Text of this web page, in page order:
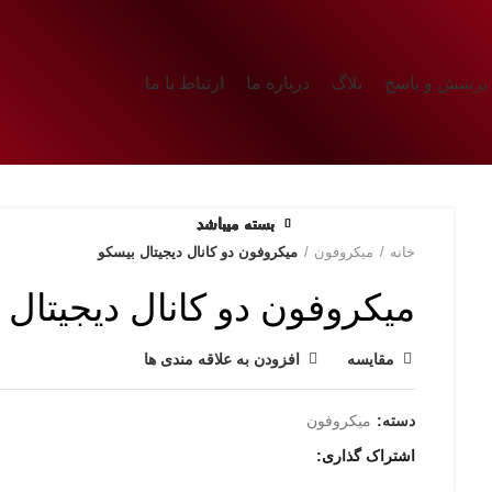
پرسش و پاسخ بلاگ درباره ما ارتباط با ما
خانه میکروفون میکروفون دو کانال دیجیتال بیسکو
میکروفون دو کانال
مقایسه افزودن به علاقه مندی ها
دسته: میکروفون
اشتراک گذاری
بسته میباشد
بسته میباشد
بسته میباشد
بسته میباشد
بسته میباشد
بسته میباشد
بسته میباشد
بسته میباشد